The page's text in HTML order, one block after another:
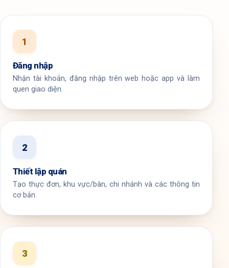
1
Đăng nhập
Nhận tài khoản, đăng nhập trên web hoặc app và làm
quen giao diện.
2
Thiết lập quán
Tạo thực đơn, khu vực/bàn, chi nhánh và các thông tin
cơ bản.
3